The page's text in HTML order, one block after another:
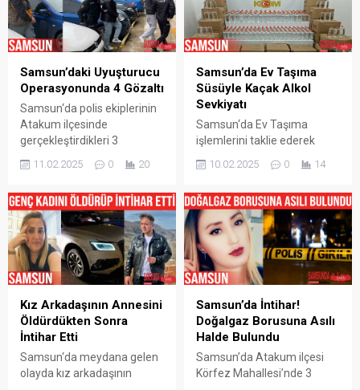
Samsun’daki Uyuşturucu
Operasyonunda 4 Gözaltı
Samsun‘da polis ekiplerinin
Atakum ilçesinde
gerçekleştirdikleri 3
uyuşturucu operasyonunda
4 kişi gözaltına alındı.
ilçesinde Samsun Emniyet
Müdürlüğü Narkotik Suçlarla
Mücadele Şube Müdürlüğü
ekipleri tarafından
düzenlenen operasyonda
S.K. (23) ve A.Ö. (18) isimli
şahısların bulundukları araç
ve ikamette arama
gerçekleştirildi. Operasyon
kapsamında yapılan
aramalarda bin 746 adet
Sentetik Ecza...
11.02.2025 0 20
Samsun’da Ev Taşıma
Süsüyle Kaçak Alkol
Sevkiyatı
Samsun‘da Ev Taşıma
işlemlerini taklie ederek
kaçak alkol sevkiyatı
yapmaya çalışan şahıs
Suçlarla Mücadele (KOM)
Şube Müdürlüğü ekiplerince
gözaltına alındı. Olayda
edinilen bilgilere göre
Samsun‘da Atakum
ilçesinde İl Emniyet
Müdürlüğü Kaçakçılık ve
Organize Suçlarla Mücadele
(KOM) Şube Müdürlüğü
ekipleri Evden Eve Nakliyat
sevkiyatı yapmakta olan bir
kamyoneti...
10.02.2025 0 14
Kız Arkadaşının Annesini
Öldürdükten Sonra
İntihar Etti
Samsun‘da meydana gelen
olayda kız arkadaşının
Samsun’da İntihar!
Doğalgaz Borusuna Asılı
Halde Bulundu
Samsun’da Atakum ilçesi
Körfez Mahallesi’nde 3